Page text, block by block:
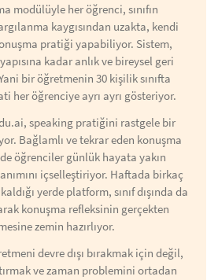
modülüyle her öğrenci, sınıfın
kaygısından uzakta, kendi
pratiği yapabiliyor. Sistem,
kadar anlık ve bireysel geri
bir öğretmenin 30 kişilik sınıfta
her öğrenciye ayrı ayrı gösteriyor.
speaking pratiğini rastgele bir
Bağlamlı ve tekrar eden konuşma
öğrenciler günlük hayata yakın
içselleştiriyor. Haftada birkaç
yerde platform, sınıf dışında da
konuşma refleksinin gerçekten
zemin hazırlıyor.
devre dışı bırakmak için değil,
ve zaman problemini ortadan